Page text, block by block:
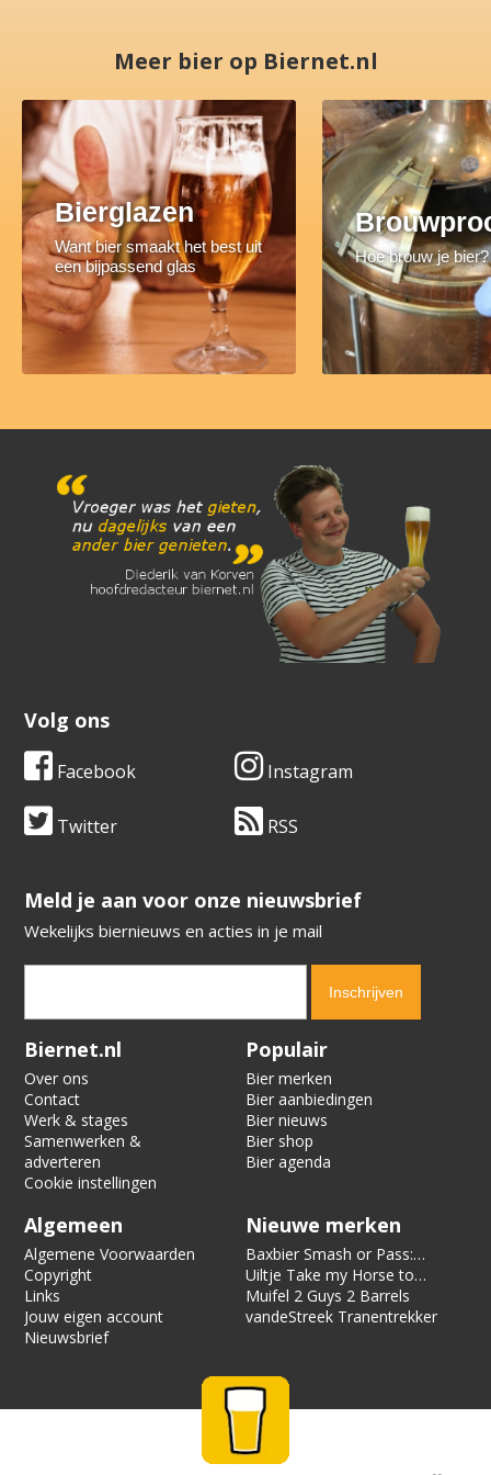
Meer bier op Biernet.nl
Bierglazen
Want bier smaakt het best uit
een bijpassend glas
Hoe brouw je bier?
Volg ons
Facebook Instagram
Twitter RSS
​​​​​​​Meld je aan voor onze nieuwsbrief
Wekelijks biernieuws en acties in je mail
Verification code:
Biernet.nl
Over ons
Contact
Werk & stages
Samenwerken &
adverteren
Cookie instellingen
Populair
Bier merken
Bier aanbiedingen
Bier nieuws
Bier shop
Bier agenda
Algemeen
Algemene Voorwaarden
Copyright
Links
Jouw eigen account
Nieuwsbrief
Nieuwe merken
Baxbier Smash or Pass:
Strata
Uiltje Take my Horse to
the Hotel Room
Muifel 2 Guys 2 Barrels
vandeStreek Tranentrekker